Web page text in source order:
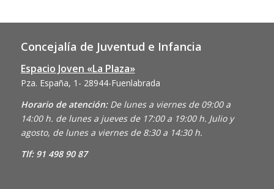
Concejalía de Juventud e Infancia
Espacio Joven «La Plaza»
Pza. España, 1- 28944-Fuenlabrada
Horario de atención: De lunes a viernes de 09:00 a
14:00 h. de lunes a jueves de 17:00 a 19:00 h. Julio y
agosto, de lunes a viernes de 8:30 a 14:30 h.
Tlf: 91 498 90 87